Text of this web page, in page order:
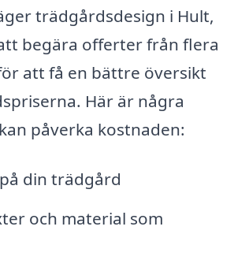
trädgårdsdesign i Hult,
begära offerter från flera
att få en bättre översikt
Här är några
påverka kostnaden:
din trädgård
och material som